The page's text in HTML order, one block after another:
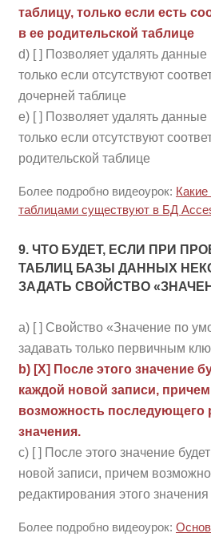
таблицу, только если есть
в ее родительской таблице
d) [ ] Позволяет удалять
только если отсутствуют
дочерней таблице
e) [ ] Позволяет удалять
только если отсутствуют
родительской таблице
Более подробно видеоурок:
таблицами существуют в БД
9. ЧТО БУДЕТ, ЕСЛИ ПРИ
ТАБЛИЦ БАЗЫ ДАННЫХ
ЗАДАТЬ СВОЙСТВО
a) [ ] Свойство «Значение по
задавать только первичным
b) [Х] После этого значение
каждой новой записи,
возможность последующего
значения.
c) [ ] После этого значение
новой записи, причем
редактирования этого
Более подробно видеоурок: